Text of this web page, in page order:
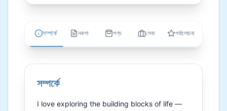
সম্পর্কে নকশা পণ্য সেবা পর্যালোচনা
সম্পর্কে
I love exploring the building blocks of life —